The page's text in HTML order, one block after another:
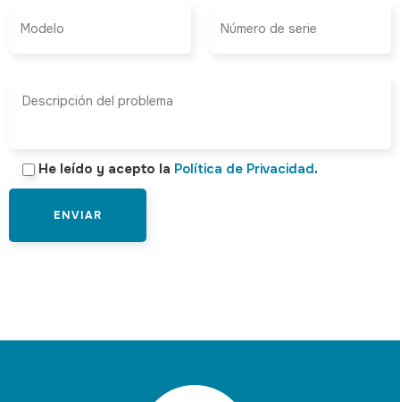
He leído y acepto la Política de Privacidad.